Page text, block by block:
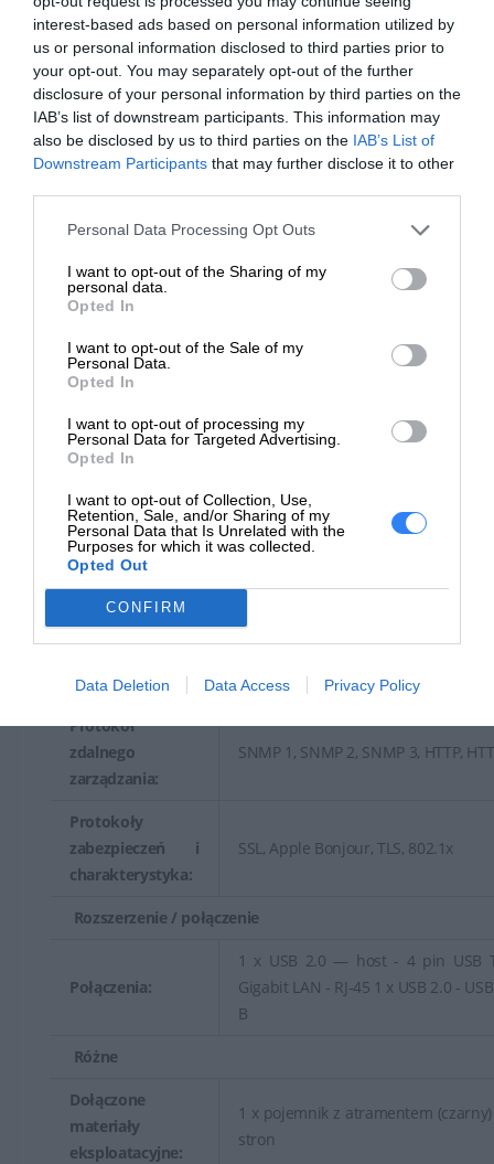
interest-based ads based on personal information utilized by
us or personal information disclosed to third parties prior to
your opt-out. You may separately opt-out of the further
disclosure of your personal information by third parties on the
IAB’s list of downstream participants. This information may
also be disclosed by us to third parties on the IAB’s List of
Downstream Participants that may further disclose it to other
Personal Data Processing Opt Outs
I want to opt-out of the Sharing of my
personal data.
Opted In
I want to opt-out of the Sale of my
Personal Data.
Opted In
I want to opt-out of processing my
Personal Data for Targeted Advertising.
Opted In
I want to opt-out of Collection, Use,
Retention, Sale, and/or Sharing of my
Personal Data that Is Unrelated with the
Purposes for which it was collected.
Opted Out
CONFIRM
Data Deletion Data Access Privacy Policy
Gramatura
nośnika:
60 g/m² - 220 g/m²
Całkowita
pojemność
nośników:
650 arkusze
Podajniki
1 x automatyczny - 100 arkusze -
356 mm) waga: 60 g/m² - 175
mm) waga: 60 g/m² - 220 g/m²
Maks. pojemność
nośników:
Pojemność tac
wyjściowych:
Cykl pracy
Normatywny cykl
pracy(maks.):
100000 strony
Zalecana ilość
miesięczna:
Praca w sieci
Praca w sieci: Serwer wydruków
Protokół
zdalnego
zarządzania:
SNMP 1, SNMP 2, SNMP 3, HTTP,
Protokoły
zabezpieczeń i
charakterystyka:
SSL, Apple Bonjour, TLS, 802.1x
Rozszerzenie / połączenie
Połączenia:
1 x USB 2.0 — host - 4 pin USB
Gigabit LAN - RJ-45 1 x USB 2.0 -
B
Różne
Dołączone
materiały
eksploatacyjne:
1 x pojemnik z atramentem
stron